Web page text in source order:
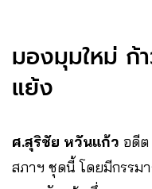
มองมุมใหม่ ก้
แย้ง
ศ.สุริชัย หวันแก้ว อดีต
สภาฯ ชุดนี้ โดยมีกรรม